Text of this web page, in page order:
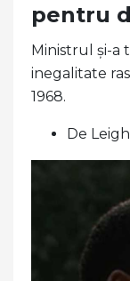
pentru
Ministrul și-a
inegalitate
1968.
De